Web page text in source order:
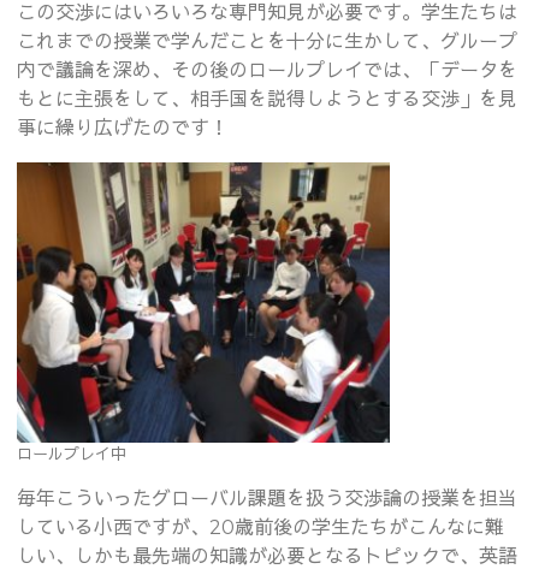
この交渉にはいろいろな専門知見が必要です。学生たちは
これまでの授業で学んだことを十分に生かして、グループ
内で議論を深め、その後のロールプレイでは、「データを
もとに主張をして、相手国を説得しようとする交渉」を見
事に繰り広げたのです！
ロールプレイ中
毎年こういったグローバル課題を扱う交渉論の授業を担当
している小西ですが、20歳前後の学生たちがこんなに難
しい、しかも最先端の知識が必要となるトピックで、英語